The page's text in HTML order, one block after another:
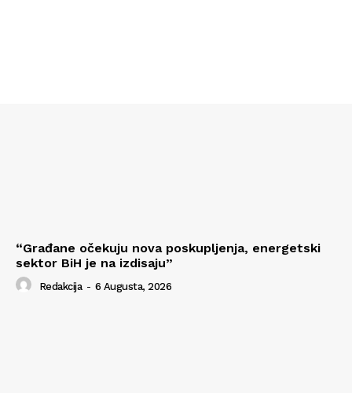
“Građane očekuju nova poskupljenja, energetski
sektor BiH je na izdisaju”
Redakcija - 6 Augusta, 2026